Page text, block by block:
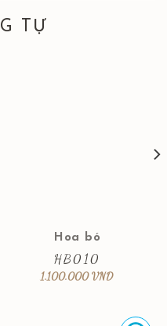
TỰ
Hoa bó
HB010
1.100.000VND